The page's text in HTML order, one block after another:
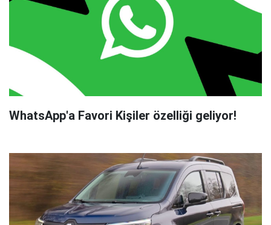
WhatsApp'a Favori Kişiler özelliği geliyor!